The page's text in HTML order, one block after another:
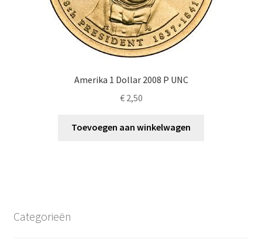
Amerika 1 Dollar 2008 P UNC
€2,50
Toevoegen aan winkelwagen
Categorieën